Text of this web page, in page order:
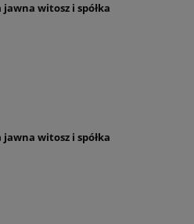
jawna witosz i spółka
jawna witosz i spółka